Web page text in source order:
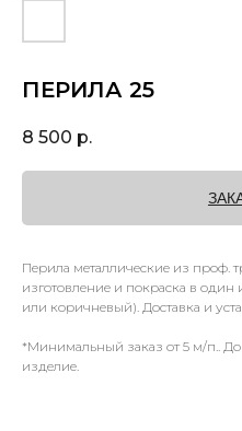
ПЕРИЛА 25
8 500 р.
Перила металлические из проф.
изготовление и покраска в
или коричневый). Доставка и
*Минимальный заказ от 5 м/п.. До
изделие.